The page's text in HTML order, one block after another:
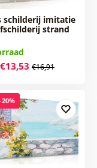
schilderij imitatie
strand
€16,91